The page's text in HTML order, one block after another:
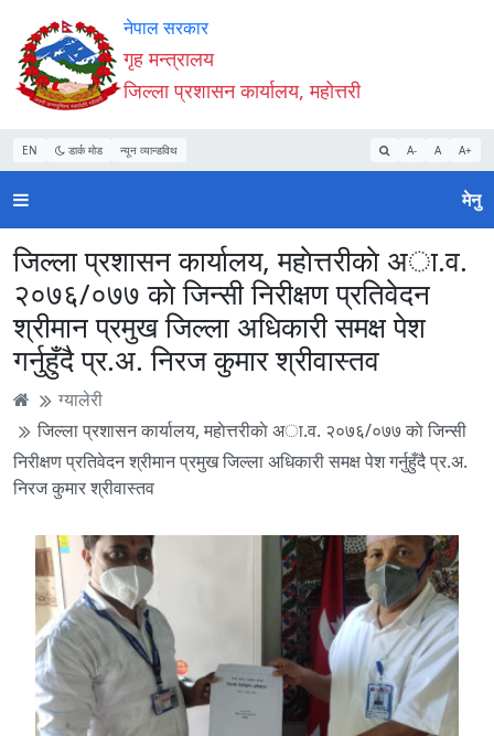
Accessibility
Mode
सुरु
गर्नुहोस्
सामाग्री
पढ्नुहाेस्
नेभिगेसन
पढ्नुहाेस्
वेबसाइट
खोजमा
जानुहोस्
नेपाल सरकार
गृह मन्त्रालय
जिल्ला प्रशासन कार्यालय, महोत्तरी
EN डार्क मोड न्यून व्यान्डविथ A- A A+
मेनु
जिल्ला प्रशासन कार्यालय, महाेत्तरीकाे अा.व.
२०७६/०७७ काे जिन्सी निरीक्षण प्रतिवेदन
श्रीमान प्रमुख जिल्ला अधिकारी समक्ष पेश
गर्नुहुँदै प्र.अ. निरज कुमार श्रीवास्तव
ग्यालेरी
जिल्ला प्रशासन कार्यालय, महाेत्तरीकाे अा.व. २०७६/०७७ काे जिन्सी
निरीक्षण प्रतिवेदन श्रीमान प्रमुख जिल्ला अधिकारी समक्ष पेश गर्नुहुँदै प्र.अ.
निरज कुमार श्रीवास्तव